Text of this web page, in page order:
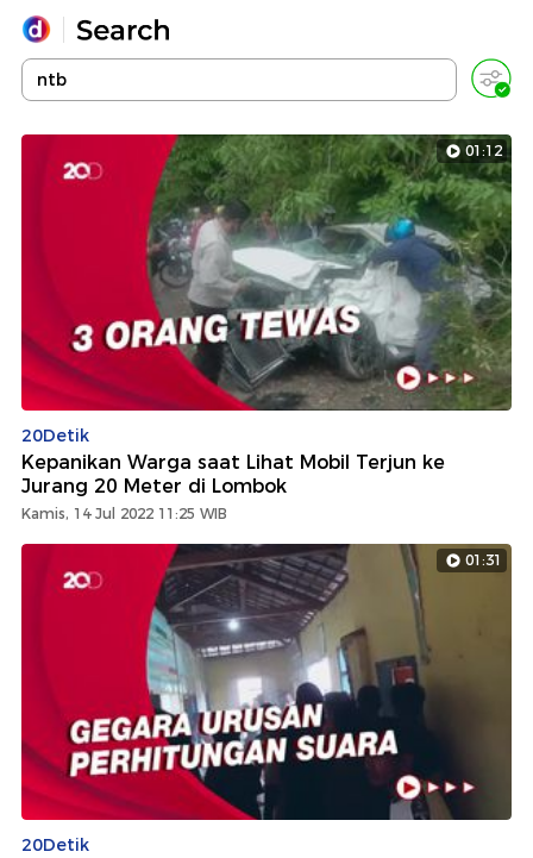
Yang sedang ramai dicari
Loading...
Terakhir yang dicari
01:12
20Detik
Kepanikan Warga saat Lihat Mobil Terjun ke
Jurang 20 Meter di Lombok
Kamis, 14 Jul 2022 11:25 WIB
01:31
20Detik